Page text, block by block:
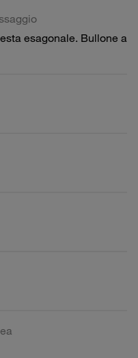
esagonale. Bullone a